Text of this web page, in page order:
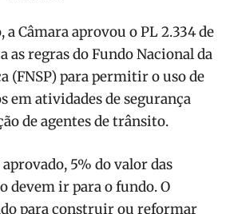
a Câmara aprovou o PL 2.334 de
as regras do Fundo Nacional da
(FNSP) para permitir o uso de
em atividades de segurança
de agentes de trânsito.
5% do valor das
devem ir para o fundo. O
para construir ou reformar